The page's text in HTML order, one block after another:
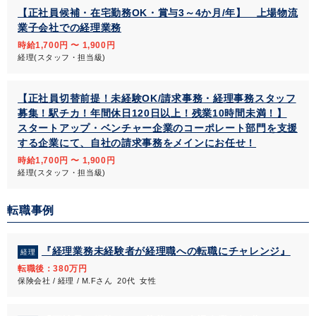
【正社員候補・在宅勤務OK・賞与3～4か月/年】 上場物流
業子会社での経理業務
時給1,700円 〜 1,900円
経理(スタッフ・担当級)
【正社員切替前提！未経験OK/請求事務・経理事務スタッフ
募集！駅チカ！年間休日120日以上！残業10時間未満！】
スタートアップ・ベンチャー企業のコーポレート部門を支援
する企業にて、自社の請求事務をメインにお任せ！
時給1,700円 〜 1,900円
経理(スタッフ・担当級)
転職事例
経理 『経理業務未経験者が経理職への転職にチャレンジ』
転職後：380万円
保険会社 / 経理 / M.Fさん 20代 女性